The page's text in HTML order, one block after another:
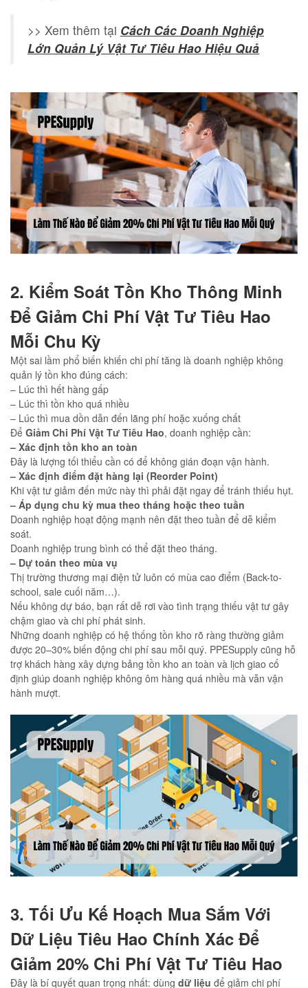
>> Xem thêm tại Cách Các Doanh Nghiệp
Lớn Quản Lý Vật Tư Tiêu Hao Hiệu Quả
2. Kiểm Soát Tồn Kho Thông Minh
Để Giảm Chi Phí Vật Tư Tiêu Hao
Mỗi Chu Kỳ
Một sai lầm phổ biến khiến chi phí tăng là doanh nghiệp không
quản lý tồn kho đúng cách:
– Lúc thì hết hàng gấp
– Lúc thì tồn kho quá nhiều
– Lúc thì mua dồn dẫn đến lãng phí hoặc xuống chất
Để Giảm Chi Phí Vật Tư Tiêu Hao, doanh nghiệp cần:
– Xác định tồn kho an toàn
Đây là lượng tối thiểu cần có để không gián đoạn vận hành.
– Xác định điểm đặt hàng lại (Reorder Point)
Khi vật tư giảm đến mức này thì phải đặt ngay để tránh thiếu hụt.
– Áp dụng chu kỳ mua theo tháng hoặc theo tuần
Doanh nghiệp hoạt động mạnh nên đặt theo tuần để dễ kiểm
soát.
Doanh nghiệp trung bình có thể đặt theo tháng.
– Dự toán theo mùa vụ
Thị trường thương mại điện tử luôn có mùa cao điểm (Back-to-
school, sale cuối năm…).
Nếu không dự báo, bạn rất dễ rơi vào tình trạng thiếu vật tư gây
chậm giao và chi phí phát sinh.
Những doanh nghiệp có hệ thống tồn kho rõ ràng thường giảm
được 20–30% biến động chi phí sau mỗi quý. PPESupply cũng hỗ
trợ khách hàng xây dựng bảng tồn kho an toàn và lịch giao cố
định giúp doanh nghiệp không ôm hàng quá nhiều mà vẫn vận
hành mượt.
3. Tối Ưu Kế Hoạch Mua Sắm Với
Dữ Liệu Tiêu Hao Chính Xác Để
Giảm 20% Chi Phí Vật Tư Tiêu Hao
Đây là bí quyết quan trọng nhất: dùng dữ liệu để giảm chi phí